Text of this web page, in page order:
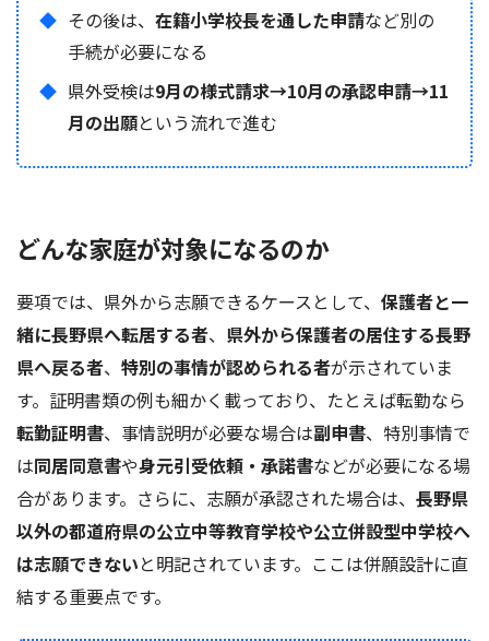
その後は、 在籍小学校長を通した申請など別の
手続が必要になる
県外受検は9月の様式請求→10月の承認申請→11
月の出願という流れで進む
どんな家庭が対象になるのか
要項では、県外から志願できるケースとして、 保護者と一
緒に長野県へ転居する者、 県外から保護者の居住する長野
県へ戻る者、 特別の事情が認められる者が示されていま
す。証明書類の例も細かく載っており、たとえば転勤なら
転勤証明書、事情説明が必要な場合は副申書、特別事情で
は同居同意書や身元引受依頼・承諾書などが必要になる場
合があります。さらに、志願が承認された場合は、 長野県
以外の都道府県の公立中等教育学校や公立併設型中学校へ
は志願できないと明記されています。ここは併願設計に直
結する重要点です。